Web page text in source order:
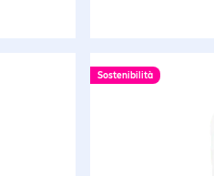
Energy
Sostenibilità